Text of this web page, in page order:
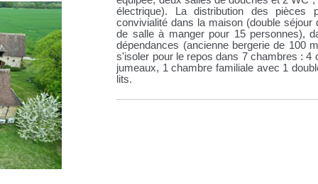
électrique). La distribution des pièces
convivialité dans la maison (double
de salle à manger pour 15 personnes),
dépendances (ancienne bergerie de 100
s'isoler pour le repos dans 7 chambres :
jumeaux, 1 chambre familiale avec 1
lits.